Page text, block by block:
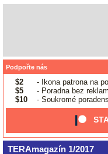
Podpořte nás
$2
- Ikona patrona na
$5
- Poradna bez reklam
$10
- Soukromé
TERAmagazín 1/2017